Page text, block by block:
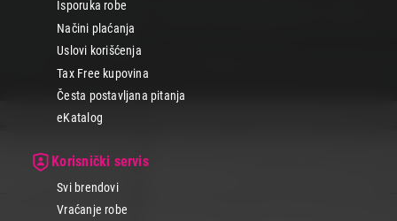
Isporuka robe
Načini plaćanja
Uslovi korišćenja
Tax Free kupovina
Česta postavljana pitanja
eKatalog
Korisnički servis
Svi brendovi
Vraćanje robe